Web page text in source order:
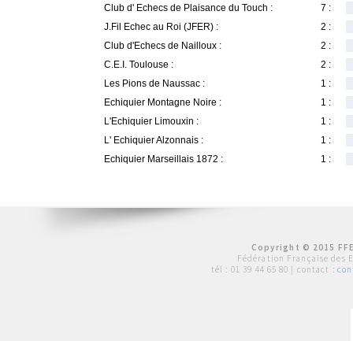
Club d' Echecs de Plaisance du Touch :
7 :
J.Fil Echec au Roi (JFER) :
2 :
Club d'Echecs de Nailloux :
2 :
C.E.I. Toulouse :
2 :
Les Pions de Naussac :
1 :
Echiquier Montagne Noire :
1 :
L'Echiquier Limouxin :
1 :
L' Echiquier Alzonnais :
1 :
Echiquier Marseillais 1872 :
1 :
Copyright © 2015
Fédération Française des
tél : 01 39 44 65 80 | contact :